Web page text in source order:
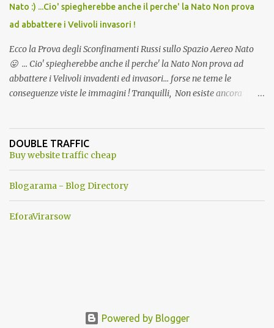
Nato :) ...Cio' spiegherebbe anche il perche' la Nato Non prova
ad abbattere i Velivoli invasori !
Ecco la Prova degli Sconfinamenti Russi sullo Spazio Aereo Nato
😛 ... Cio' spiegherebbe anche il perche' la Nato Non prova ad
abbattere i Velivoli invadenti ed invasori... forse ne teme le
conseguenze viste le immagini ! Tranquilli, Non esiste ancora
ancora una fantasia Nato o forse una "False Flag", per provocare
una guerra mondiale che difficilmente da menti sane, potrebbe
DOUBLE TRAFFIC
Buy website traffic cheap
Blogarama - Blog Directory
EforaVirarsow
Powered by Blogger